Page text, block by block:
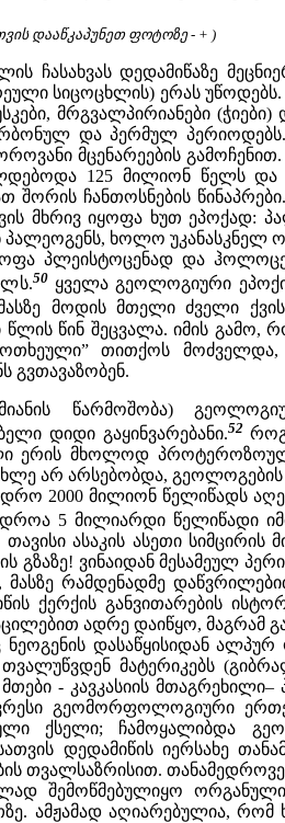
დააწკაპუნეთ ფოტოზე - + )
ჩასახვას დედამიწაზე
სიცოცხლის) ერას
მრგვალპირიანები
და პერმულ
მცენარეების
125 მილიონ წელს და
ჩანთოსნების
მხრივ იყოფა ხუთ ეპოქად:
ხოლო უკანასკნელ
პლეისტოცენად და
50ყველა გეოლოგიური
მოდის მთელი ძველი
წინ შეცვალა. იმის გამო,
თითქოს
გვთავაზობენ.
წარმოშობა)
დიდი გაყინვარებანი.52
ერის მხოლოდ
არ არსებობდა,
2000 მილიონ წელიწადს
5 მილიარდი წელიწადი
ასაკის ასეთი სიმცირის
ვინაიდან მესამეულ
რამდენადმე
ქერქის განვითარების
ადრე დაიწყო, მაგრამ
დასაწყისიდან
მატერიკებს
- კავკასიის
გეომორფოლოგიური
ქსელი; ჩამოყალიბდა
დედამიწის იერსახე
თვალსაზრისით.
შემოწმებულიყო ორგანული
ამჟამად აღიარებულია, რომ